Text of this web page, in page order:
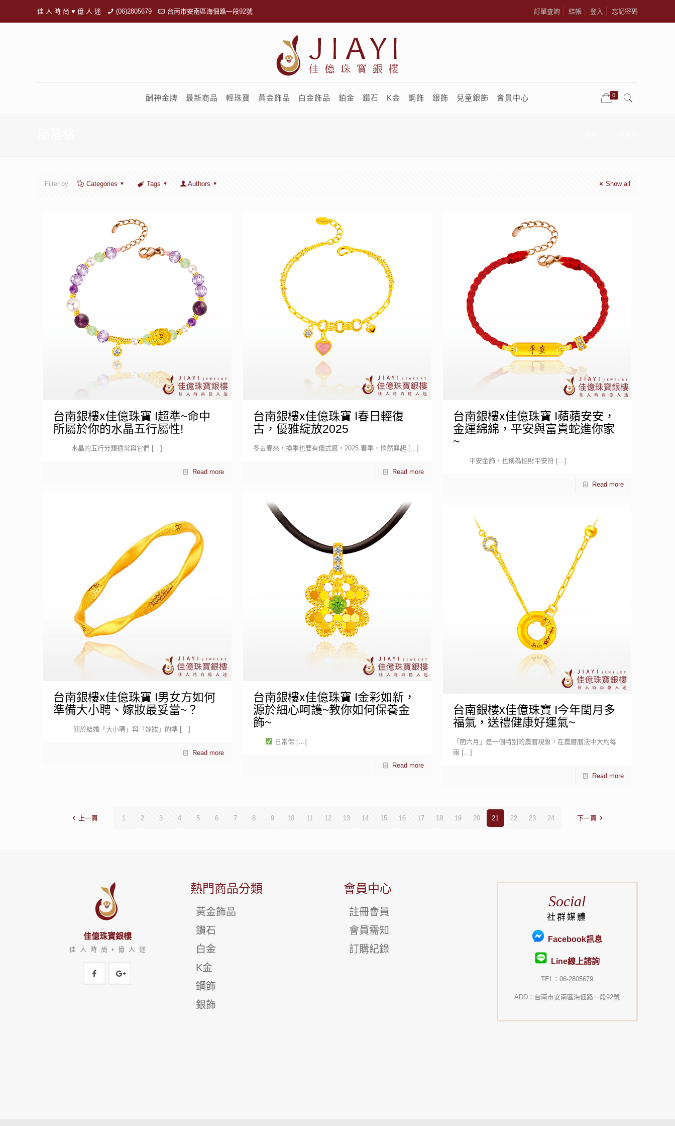
佳 人 時 尚 ♥ 億 人 迷 (06)2805679 台南市安南區海佃路一段92號 訂單查詢 結帳 登入 忘記密碼
酬神金牌 最新商品 輕珠寶 黃金飾品 白金飾品 鉑金 鑽石 K金 鋼飾 銀飾 兒童銀飾 會員中心 0
Filter by Categories Tags Authors Show all
台南銀樓x佳億珠寶 I超準~命中
所屬於你的水晶五行屬性!
水晶的五行分類通常與它們 […]
Read more
台南銀樓x佳億珠寶 I春日輕復
古，優雅綻放2025
冬去春來，換季也要有儀式感，2025 春季，悄然興起 […]
Read more
台南銀樓x佳億珠寶 I蘋蘋安安，
金運綿綿，平安與富貴蛇進你家
~
平安金飾，也稱為招財平安符 […]
Read more
台南銀樓x佳億珠寶 I男女方如何
準備大小聘、嫁妝最妥當~？
關於結婚「大小聘」與「嫁妝」的準 […]
Read more
台南銀樓x佳億珠寶 I金彩如新，
源於細心呵護~教你如何保養金
飾~
日常保[…]
Read more
台南銀樓x佳億珠寶 I今年閏月多
福氣，送禮健康好運氣~
「閏六月」是一個特別的農曆現象，在農曆曆法中大約每
兩 […]
Read more
上一頁 1 2 3 4 5 6 7 8 9 10 11 12 13 14 15 16 17 18 19 20 21 22 23 24 下一頁
佳億珠寶銀樓
佳 人 時 尚 • 億 人 迷
熱門商品分類
黃金飾品
鑽石
白金
K金
鋼飾
銀飾
會員中心
註冊會員
會員需知
訂購紀錄
Social
社群媒體
Facebook訊息
Line線上諮詢
TEL：06-2805679
ADD：台南市安南區海佃路一段92號